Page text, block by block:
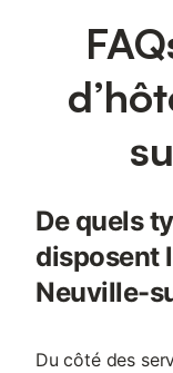
De quels
disposent
Neuville-
Du côté des